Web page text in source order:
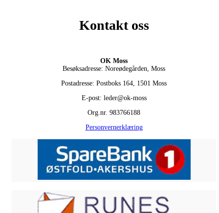
Kontakt oss
OK Moss
Besøksadresse: Noreødegården, Moss
Postadresse: Postboks 164, 1501 Moss
E-post: leder@ok-moss
Org.nr. 983766188
Personvernerklæring